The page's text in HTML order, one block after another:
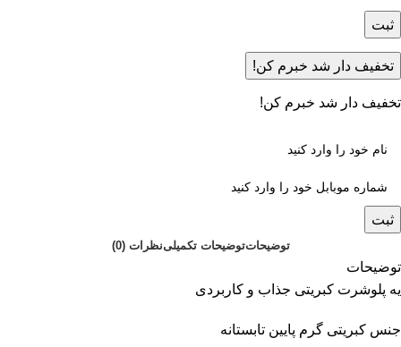
ثبت
تخفیف دار شد خبرم کن!
تخفیف دار شد خبرم کن!
ثبت
توضیحاتتوضیحات تکمیلینظرات (0)
توضیحات
یه پلوشرت کبریتی جذاب و کاربردی
جنس کبریتی گرم پایین تابستانه